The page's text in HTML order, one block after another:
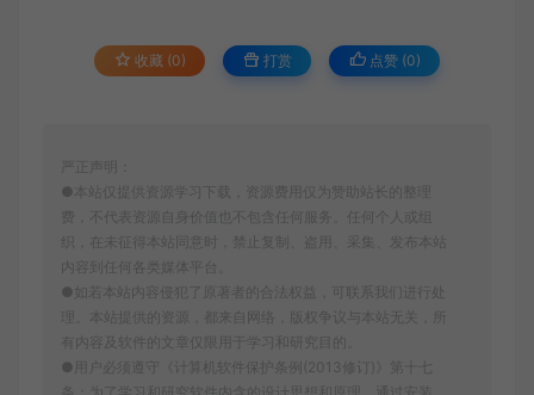
收藏 (0) 打赏 点赞 (0)
严正声明：
●本站仅提供资源学习下载，资源费用仅为赞助站长的整理
费，不代表资源自身价值也不包含任何服务。任何个人或组
织，在未征得本站同意时，禁止复制、盗用、采集、发布本站
内容到任何各类媒体平台。
●如若本站内容侵犯了原著者的合法权益，可联系我们进行处
理。本站提供的资源，都来自网络，版权争议与本站无关，所
有内容及软件的文章仅限用于学习和研究目的。
●用户必须遵守《计算机软件保护条例(2013修订)》第十七